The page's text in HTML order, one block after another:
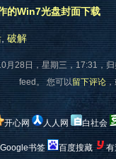
的Win7光盘封面下载
, 破解
月28日，星期三，17:31，
feed。 您可以留下评论，
开心网 人人网 白社会
Google书签 百度搜藏 有